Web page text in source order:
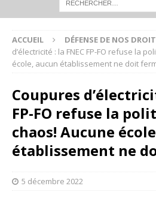
ACCUEIL DÉFENSE DE NOS
d’électricité : la FNEC FP-FO refuse la
école, aucun établissement ne doit
Coupures
FP-FO refuse la
chaos! Aucune
établissement ne
5 décembre 2022